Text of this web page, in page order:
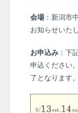
会場 ：新潟市
お知らせいた
お申込み ：下
申込ください
了となります。